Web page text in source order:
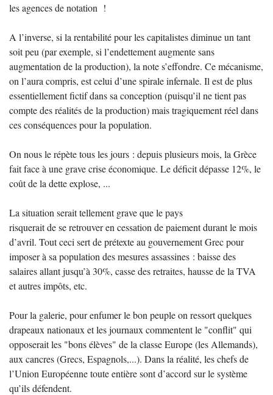
les agences de notation !
A l’inverse, si la rentabilité pour les capitalistes diminue un tant
soit peu (par exemple, si l’endettement augmente sans
augmentation de la production), la note s’effondre. Ce mécanisme,
on l’aura compris, est celui d’une spirale infernale. Il est de plus
essentiellement fictif dans sa conception (puisqu’il ne tient pas
compte des réalités de la production) mais tragiquement réel dans
ces conséquences pour la population.
On nous le répète tous les jours : depuis plusieurs mois, la Grèce
fait face à une grave crise économique. Le déficit dépasse 12%, le
coût de la dette explose, ...
La situation serait tellement grave que le pays
risquerait de se retrouver en cessation de paiement durant le mois
d’avril. Tout ceci sert de prétexte au gouvernement Grec pour
imposer à sa population des mesures assassines : baisse des
salaires allant jusqu’à 30%, casse des retraites, hausse de la TVA
et autres impôts, etc.
Pour la galerie, pour enfumer le bon peuple on ressort quelques
drapeaux nationaux et les journaux commentent le "conflit" qui
opposerait les "bons élèves" de la classe Europe (les Allemands),
aux cancres (Grecs, Espagnols,...). Dans la réalité, les chefs de
l’Union Européenne toute entière sont d’accord sur le système
qu’ils défendent.